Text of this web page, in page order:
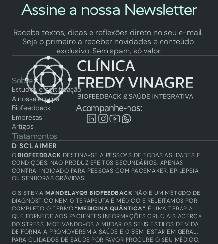
Assine a nossa Newsletter
Receba textos, dicas e reflexões direto no seu e-mail.
Seja o primeiro a receber novidades e conteúdo
exclusivo. Sem spam, só valor.
Acompanhe-nos:
Sobre
Estudos e certificação
A nossa equipa
Biofeedback
Empresas
Artigos
Tratamentos
Biofeedback
Saúde integrativa
Academy
Biofeedback
Técnicos certificados
Produtos
Equipamentos
DISCLAIMER
O BIOFEEDBACK DESTINA-SE A PESSOAS DE TODAS AS IDADES E
CONDIÇÕES. NÃO PRODUZ EFEITOS SECUNDÁRIOS. APENAS
CONTRA-INDICADO PARA PESSOAS COM PACEMAKER, EPILEPSIA
OU SENHORAS GRÁVIDAS.
O SISTEMA MANDELAYQ9 BIOFEEDBACK NÃO É UM MÉTODO DE
DIAGNÓSTICO NEM O TERAPEUTA É MÉDICO E REJEITAMOS POR
COMPLETO O TERMO “MEDICINA QUÂNTICA”. É UMA TERAPIA
QUE FORNECE AOS PACIENTES INFORMAÇÕES CRUCIAIS ACERCA
DO STRESS, MOTIVANDO-OS A MUDAR OS SEUS ESTILOS DE VIDA
DE FORMA A PROMOVEREM A SAÚDE E O BEM-ESTAR EM GERAL.
PARA CUIDADOS DE SAÚDE POR FAVOR PROCURE O SEU MÉDICO.